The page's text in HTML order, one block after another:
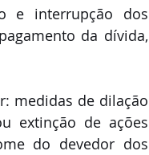
e interrupção dos
da dívida,
medidas de dilação
extinção de ações
do devedor dos